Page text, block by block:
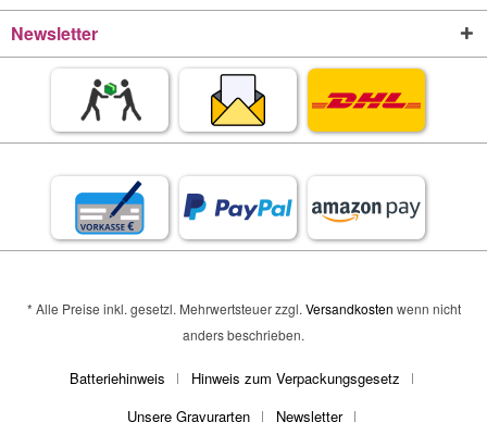
Newsletter
* Alle Preise inkl. gesetzl. Mehrwertsteuer zzgl. Versandkosten wenn nicht
anders beschrieben.
Batteriehinweis
Hinweis zum Verpackungsgesetz
Unsere Gravurarten
Newsletter